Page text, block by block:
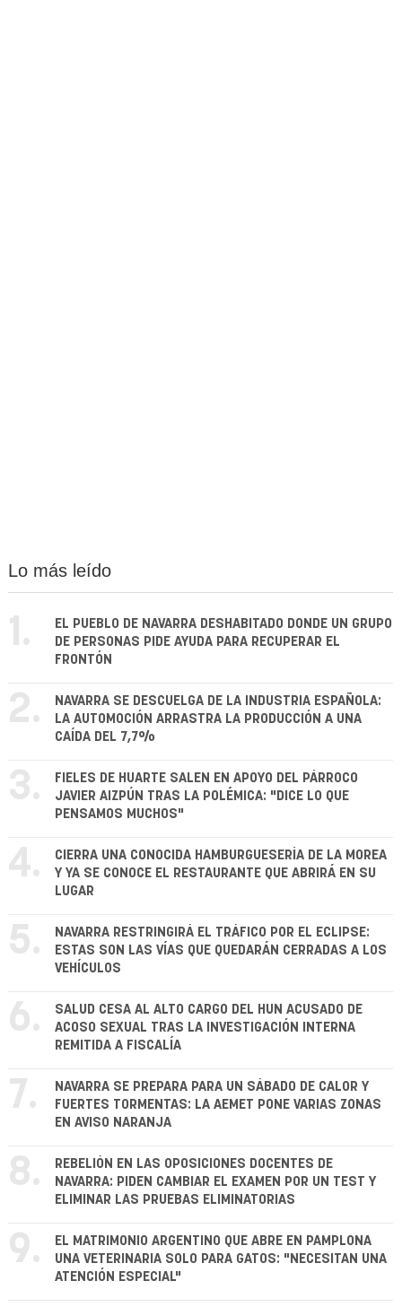
Lo más leído
1.
EL PUEBLO DE NAVARRA DESHABITADO DONDE UN GRUPO
DE PERSONAS PIDE AYUDA PARA RECUPERAR EL
FRONTÓN
2.
NAVARRA SE DESCUELGA DE LA INDUSTRIA ESPAÑOLA:
LA AUTOMOCIÓN ARRASTRA LA PRODUCCIÓN A UNA
CAÍDA DEL 7,7%
3.
FIELES DE HUARTE SALEN EN APOYO DEL PÁRROCO
JAVIER AIZPÚN TRAS LA POLÉMICA: "DICE LO QUE
PENSAMOS MUCHOS"
4.
CIERRA UNA CONOCIDA HAMBURGUESERÍA DE LA MOREA
Y YA SE CONOCE EL RESTAURANTE QUE ABRIRÁ EN SU
LUGAR
5.
NAVARRA RESTRINGIRÁ EL TRÁFICO POR EL ECLIPSE:
ESTAS SON LAS VÍAS QUE QUEDARÁN CERRADAS A LOS
VEHÍCULOS
6.
SALUD CESA AL ALTO CARGO DEL HUN ACUSADO DE
ACOSO SEXUAL TRAS LA INVESTIGACIÓN INTERNA
REMITIDA A FISCALÍA
7.
NAVARRA SE PREPARA PARA UN SÁBADO DE CALOR Y
FUERTES TORMENTAS: LA AEMET PONE VARIAS ZONAS
EN AVISO NARANJA
8.
REBELIÓN EN LAS OPOSICIONES DOCENTES DE
NAVARRA: PIDEN CAMBIAR EL EXAMEN POR UN TEST Y
ELIMINAR LAS PRUEBAS ELIMINATORIAS
9.
EL MATRIMONIO ARGENTINO QUE ABRE EN PAMPLONA
UNA VETERINARIA SOLO PARA GATOS: "NECESITAN UNA
ATENCIÓN ESPECIAL"